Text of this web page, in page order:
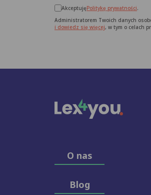
AkceptujęPolitykę prywatności.
Administratorem Twoich danych
i dowiedz się więcej, w tym o celach
O nas
Blog